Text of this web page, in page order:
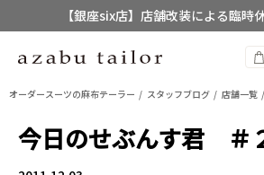
【銀座six店】店舗改装による臨時
【店舗限定】レディースオー
オーダースーツの麻布テーラー スタッフブログ 店舗一覧
今日のせぶんす君 ＃